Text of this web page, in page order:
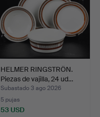
HELMER RINGSTRÖN.
Piezas de vajilla, 24 ud…
Subastado 3 ago 2026
5 pujas
53 USD